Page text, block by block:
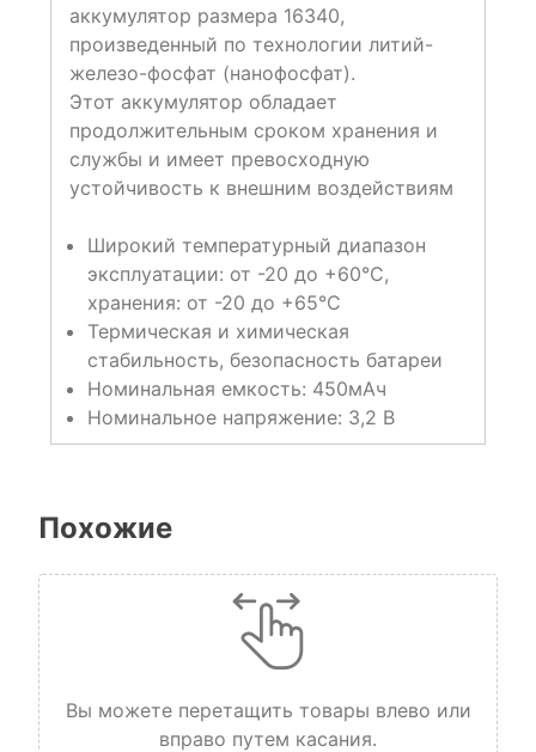
аккумулятор размера 16340,
произведенный по технологии литий-
железо-фосфат (нанофосфат).
Этот аккумулятор обладает
продолжительным сроком хранения и
службы и имеет превосходную
устойчивость к внешним воздействиям
Широкий температурный диапазон
эксплуатации: от -20 до +60°С,
хранения: от -20 до +65°С
Термическая и химическая
стабильность, безопасность батареи
Номинальная емкость: 450мАч
Номинальное напряжение: 3,2 В
Похожие
Вы можете перетащить товары влево или
вправо путем касания.